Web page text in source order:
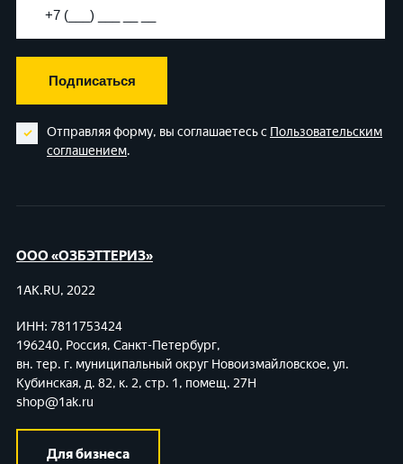
Подписаться
Отправляя форму, вы соглашаетесь с Пользовательским
соглашением.
ООО «ОЗБЭТТЕРИЗ»
1AK.RU, 2022
ИНН: 7811753424
196240, Россия, Санкт-Петербург,
вн. тер. г. муниципальный округ Новоизмайловское, ул.
Кубинская, д. 82, к. 2, стр. 1, помещ. 27Н
shop@1ak.ru
Для бизнеса